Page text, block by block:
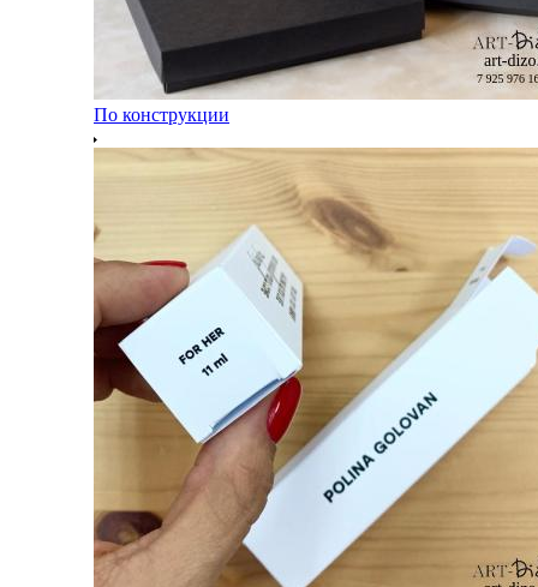
По конструкции